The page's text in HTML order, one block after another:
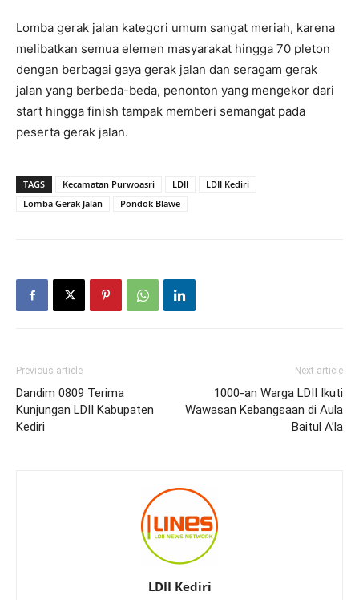
Lomba gerak jalan kategori umum sangat meriah, karena
melibatkan semua elemen masyarakat hingga 70 pleton
dengan berbagai gaya gerak jalan dan seragam gerak
jalan yang berbeda-beda, penonton yang mengekor dari
start hingga finish tampak memberi semangat pada
peserta gerak jalan.
TAGS Kecamatan Purwoasri LDII
LDII Kediri
Lomba Gerak Jalan
Pondok Blawe
Previous article
Dandim 0809 Terima
Kunjungan LDII Kabupaten
Kediri
Next article
1000-an Warga LDII Ikuti
Wawasan Kebangsaan di Aula
Baitul A’la
LDII Kediri